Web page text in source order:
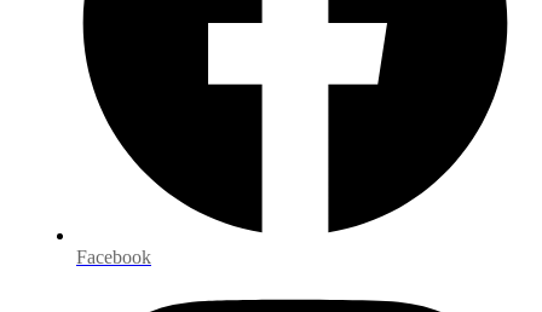
Facebook